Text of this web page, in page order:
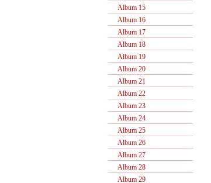
Album 15
Album 16
Album 17
Album 18
Album 19
Album 20
Album 21
Album 22
Album 23
Album 24
Album 25
Album 26
Album 27
Album 28
Album 29